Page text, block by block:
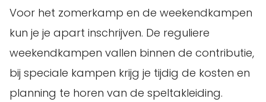
Voor het zomerkamp en de weekendkampen
kun je je apart inschrijven. De reguliere
weekendkampen vallen binnen de contributie,
bij speciale kampen krijg je tijdig de kosten en
planning te horen van de speltakleiding.